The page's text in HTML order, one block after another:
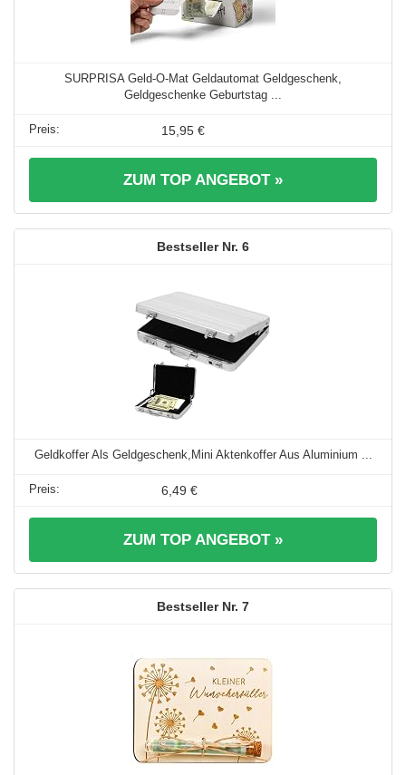
SURPRISA Geld-O-Mat Geldautomat Geldgeschenk,
Geldgeschenke Geburtstag ...
15,95 €
ZUM TOP ANGEBOT »
6
Geldkoffer Als Geldgeschenk,Mini Aktenkoffer Aus Aluminium ...
6,49 €
ZUM TOP ANGEBOT »
7